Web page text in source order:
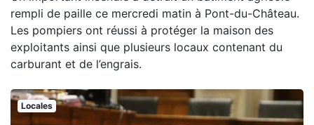
rempli de paille ce mercredi matin à Pont-du-Château.
Les pompiers ont réussi à protéger la maison des
exploitants ainsi que plusieurs locaux contenant du
carburant et de l’engrais.
Locales